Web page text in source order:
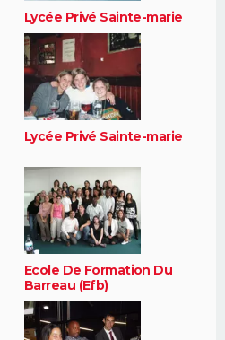
Lycée Privé Sainte-marie
Lycée Privé Sainte-marie
Ecole De Formation Du
Barreau (Efb)